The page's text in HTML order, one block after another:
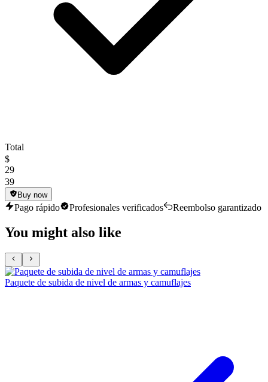
Total
$
29
39
Buy now
Pago rápido Profesionales verificados Reembolso garantizado
You might also like
Paquete de subida de nivel de armas y camuflajes